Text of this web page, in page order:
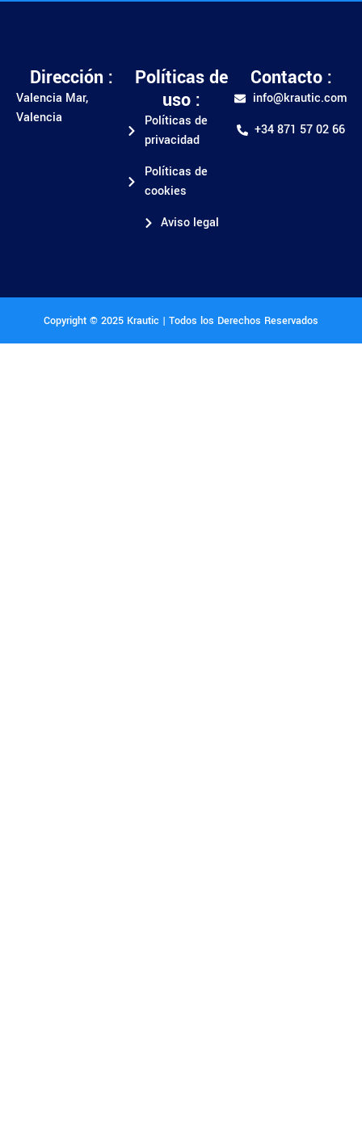
Dirección :
Valencia Mar,
Valencia
Políticas de
uso :
Políticas de
privacidad
Políticas de
cookies
Aviso legal
Contacto :
info@krautic.com
+34 871 57 02 66
Copyright © 2025 Krautic | Todos los Derechos Reservados